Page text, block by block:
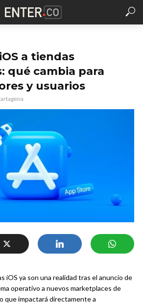
a tiendas
qué cambia para
y usuarios
iOS ya son una realidad tras el anuncio de
operativo a nuevos marketplaces de
que impactará directamente a